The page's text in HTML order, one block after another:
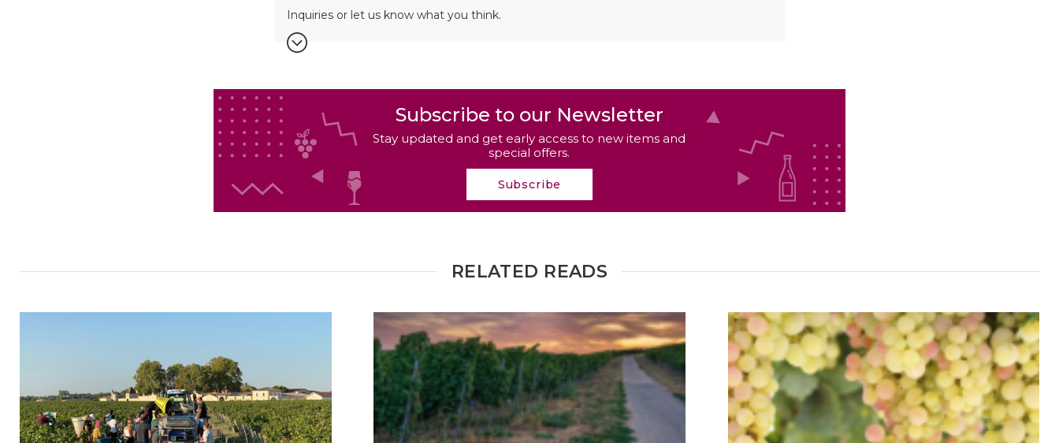
Inquiries or let us know what you think.
Subscribe to our Newsletter
Stay updated and get early access to new items and
special offers.
Subscribe
RELATED READS